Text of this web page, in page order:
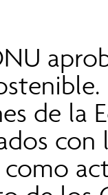
de la